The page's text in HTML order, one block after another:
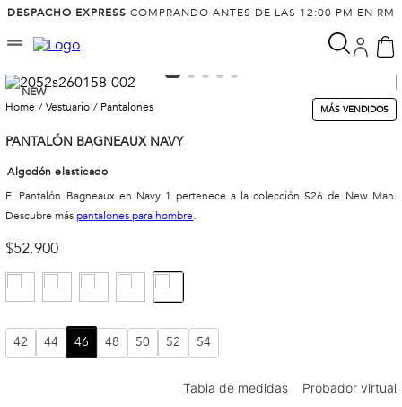
DESPACHO EXPRESS COMPRANDO ANTES DE LAS 12:00 PM EN RM
NEW
vestuario
pantalones MÁS VENDIDOS
PANTALÓN BAGNEAUX NAVY
Algodón elasticado
El Pantalón Bagneaux en Navy 1 pertenece a la colección S26 de New Man.
Descubre máspantalones para hombre.
$52.900
42 44 46 48 50 52 54